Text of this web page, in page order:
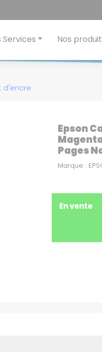
Services Nos
d'encre
Epson
Pages
Marque :
En vente